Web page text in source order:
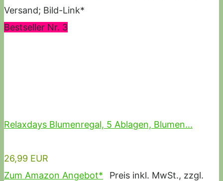
Versand; Bild-Link*
Bestseller Nr. 3
Relaxdays Blumenregal, 5 Ablagen, Blumen...
26,99 EUR
Zum Amazon Angebot*
Preis inkl. MwSt., zzgl.